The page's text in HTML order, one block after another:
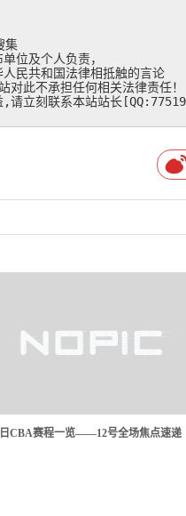
位及个人负责，
民共和国法律相抵触的言论
此不承担任何相关法律责任！
请立刻联系本站站长
CBA赛程一览——12号全场焦点速递